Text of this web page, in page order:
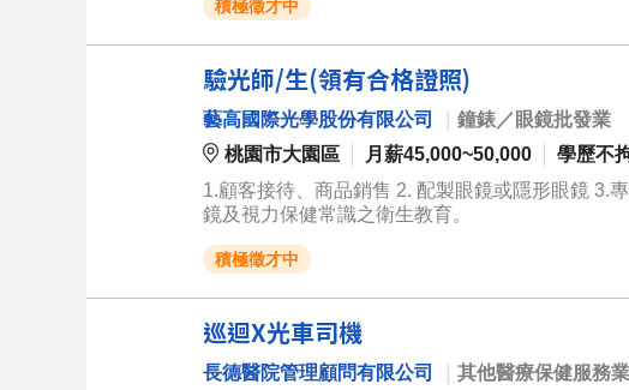
積極徵才中
驗光師/生(領有合格證照)
藝高國際光學股份有限公司
鐘錶／眼鏡批發業
桃園市大園區
月薪45,000~50,000 學歷不
1.顧客接待、商品銷售 2. 配製眼鏡或隱形眼鏡 3.
鏡及視力保健常識之衛生教育。
積極徵才中
巡迴X光車司機
長德醫院管理顧問有限公司
其他醫療保健服務業